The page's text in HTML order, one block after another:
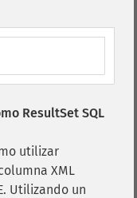
ResultSet SQL
utilizar
XML
Utilizando un